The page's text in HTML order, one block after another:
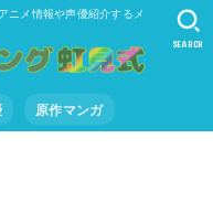
ニメ情報や声優紹介するメ
原作マンガ
SEARCH